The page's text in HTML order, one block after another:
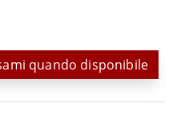
quando disponibile